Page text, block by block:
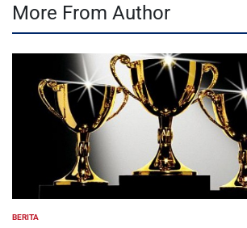
More From Author
POSTED
BERITA